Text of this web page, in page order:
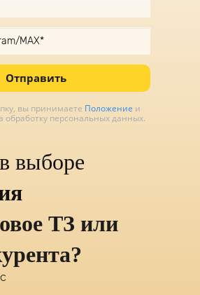
Отправить
вы принимаете Положение и
обработку персональных данных.
выборе
ТЗ или